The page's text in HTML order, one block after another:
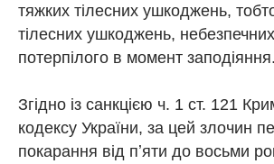
тяжких тілесних ушкоджень,
тілесних ушкоджень,
потерпілого в момент заподіяння.
Згідно із санкцією ч. 1 ст. 121
кодексу України, за цей злочин
покарання від пʼяти до восьми